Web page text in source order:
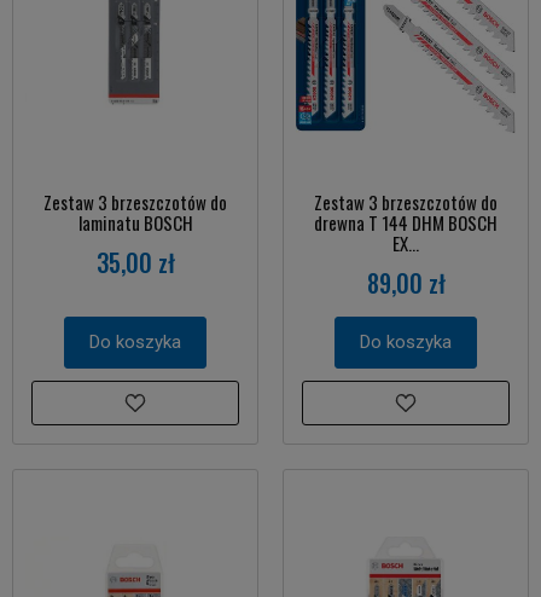
Zestaw 3 brzeszczotów do
laminatu BOSCH
35,00 zł
Do koszyka
Zestaw 3 brzeszczotów do
drewna T 144 DHM BOSCH
EX...
89,00 zł
Do koszyka